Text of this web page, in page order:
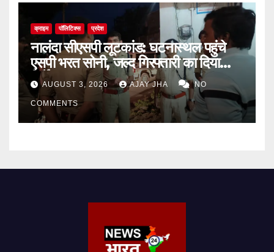
क्राइम पॉलिटिक्स प्रदेश
नालंदा सीएसपी लूटकांड: घटनास्थल पहुंचे
एसपी भरत सोनी, जल्द गिरफ्तारी का दिया
निर्देश
AUGUST 3, 2026 AJAY JHA NO
COMMENTS